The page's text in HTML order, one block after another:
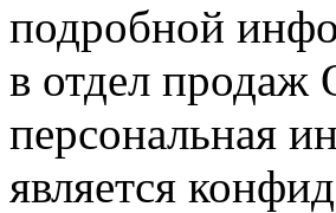
подробной
в отдел
персональная
является